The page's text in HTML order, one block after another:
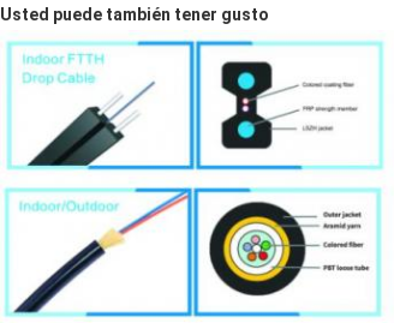
Usted puede también tener gusto